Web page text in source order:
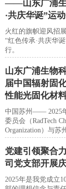
酯，在展会期间吸
现场焦点之一，取
——山东广浦生
·共庆华诞”运
火红的旗帜迎风招
“红色传承·共庆华
行。
山东广浦生物
届中国辐射固
性能光固化材
中国苏州—— 2025
委员会（RadTech
Organization）与苏
固化年会（
行。作为辐射固化
专家、学者及产业
展、市场趋势与未来
党建引领聚合
司党支部开展
2025年是我党成立